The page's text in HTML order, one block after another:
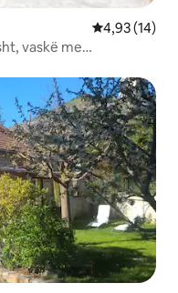
Vlerësimi
4,93 (14)
vaskë me